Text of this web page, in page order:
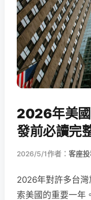
2026年美
發前必讀完
2026/5/1作者： 客座
2026年對許多台
索美國的重要一年